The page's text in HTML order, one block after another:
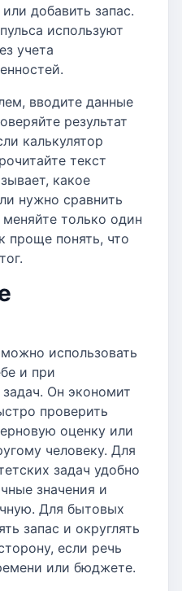
добавить запас.
используют
учета
вводите данные
результат
калькулятор
текст
какое
нужно сравнить
только один
проще понять, что
использовать
и при
Он экономит
проверить
оценку или
человеку. Для
задач удобно
значения и
Для бытовых
запас и округлять
если речь
или бюджете.